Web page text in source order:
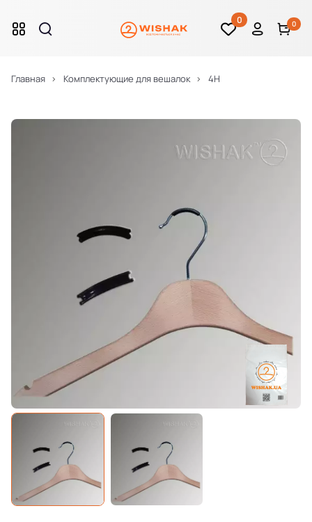
0 0
Главная Комплектующие для вешалок 4H